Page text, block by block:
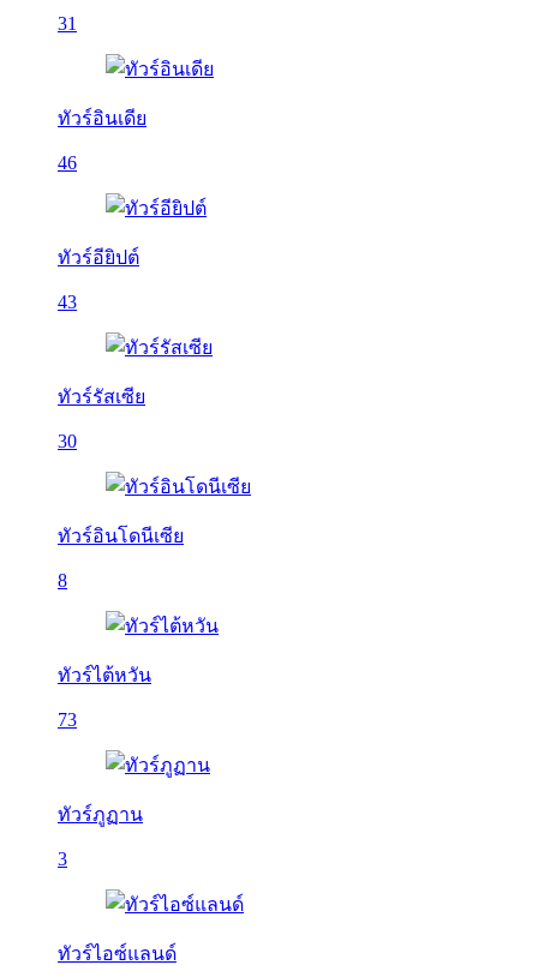
31
ทัวร์อินเดีย
46
ทัวร์อียิปต์
43
ทัวร์รัสเซีย
30
ทัวร์อินโดนีเซีย
8
ทัวร์ไต้หวัน
73
ทัวร์ภูฏาน
3
ทัวร์ไอซ์แลนด์